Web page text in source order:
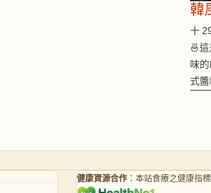
韓
十
🍜
味
式
健康資源合作 ：本站食療之健康指